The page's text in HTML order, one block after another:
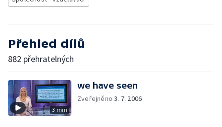
Přehled dílů
882 přehratelných
3 min
we have seen
Zveřejněno3. 7. 2006